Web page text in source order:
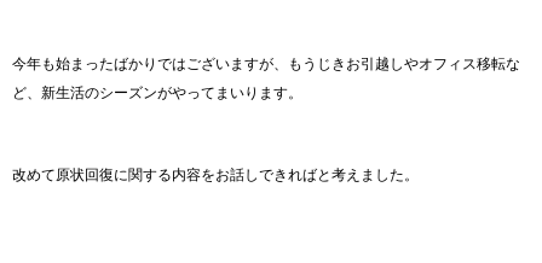
今年も始まったばかりではございますが、もうじきお引越しやオフィス移転な
ど、新生活のシーズンがやってまいります。
改めて原状回復に関する内容をお話しできればと考えました。